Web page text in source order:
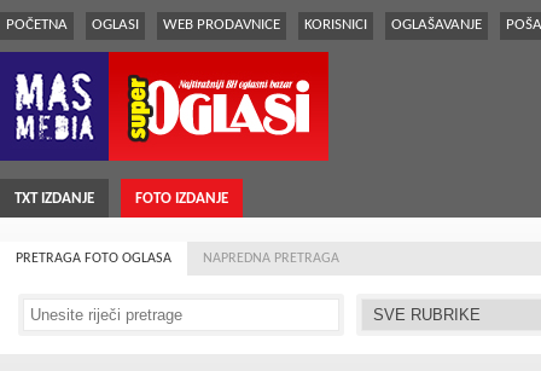
POČETNA OGLASI WEB PRODAVNICE KORISNICI OGLAŠAVANJE
TXT IZDANJE FOTO IZDANJE
PRETRAGA FOTO OGLASA NAPREDNA PRETRAGA